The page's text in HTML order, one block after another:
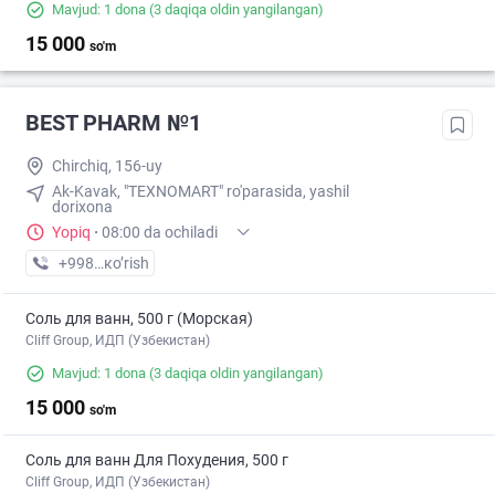
Mavjud: 1 dona (3 daqiqa oldin yangilangan)
15 000 so'm
BEST PHARM №1
Chirchiq, 156-uy
Ak-Kavak, "TEXNOMART" ro'parasida, yashil
dorixona
Yopiq · 08:00 da ochiladi
+998 (70) XXX-XX-XX
кo’rish
Соль для ванн, 500 г (Морская)
Cliff Group, ИДП (Узбекистан)
Mavjud: 1 dona (3 daqiqa oldin yangilangan)
15 000 so'm
Соль для ванн Для Похудения, 500 г
Cliff Group, ИДП (Узбекистан)